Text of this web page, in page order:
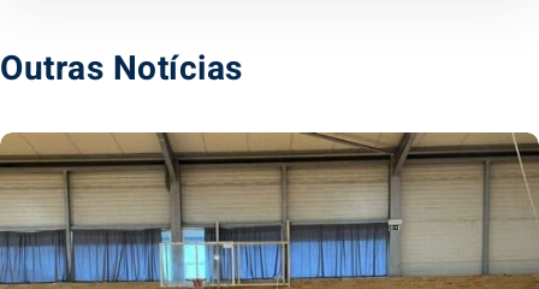
Outras Notícias